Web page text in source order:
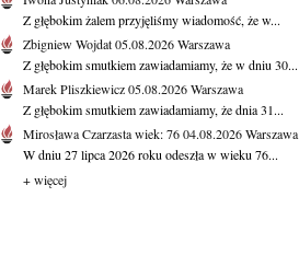
Z głębokim żalem przyjęliśmy wiadomość, że w...
Zbigniew Wojdat05.08.2026Warszawa
Z głębokim smutkiem zawiadamiamy, że w dniu 30...
Marek Pliszkiewicz05.08.2026Warszawa
Z głębokim smutkiem zawiadamiamy, że dnia 31...
Mirosława Czarzastawiek: 7604.08.2026Warszawa
W dniu 27 lipca 2026 roku odeszła w wieku 76...
+ więcej